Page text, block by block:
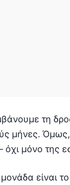
τη
μήνες. Όμως,
μόνο της
είναι